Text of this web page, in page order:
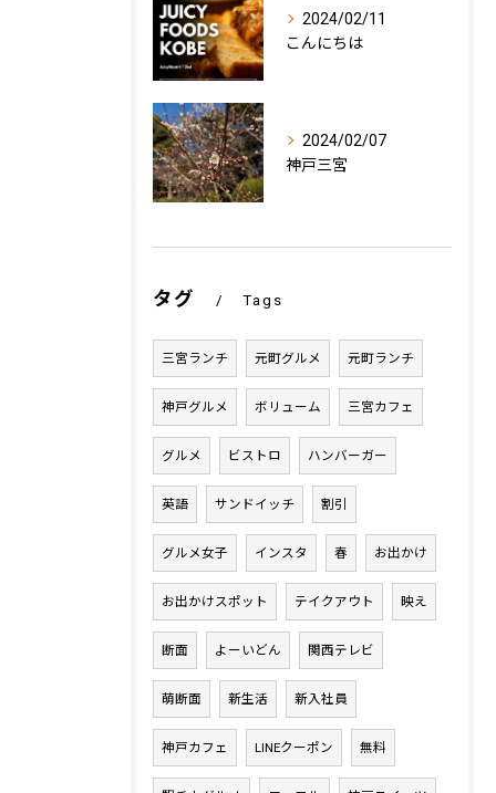
2024/02/11
こんにちは
2024/02/07
神戸三宮
タグ Tags
三宮ランチ 元町グルメ 元町ランチ
神戸グルメ ボリューム 三宮カフェ
グルメ ビストロ ハンバーガー
英語 サンドイッチ 割引
グルメ女子 インスタ 春 お出かけ
お出かけスポット テイクアウト 映え
断面 よーいどん 関西テレビ
萌断面 新生活 新入社員
神戸カフェ LINEクーポン 無料